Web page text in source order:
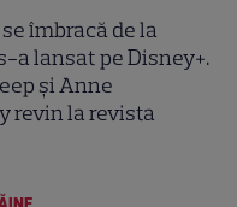
îmbracă de la
a lansat pe Disney+.
și Anne
revin la revista